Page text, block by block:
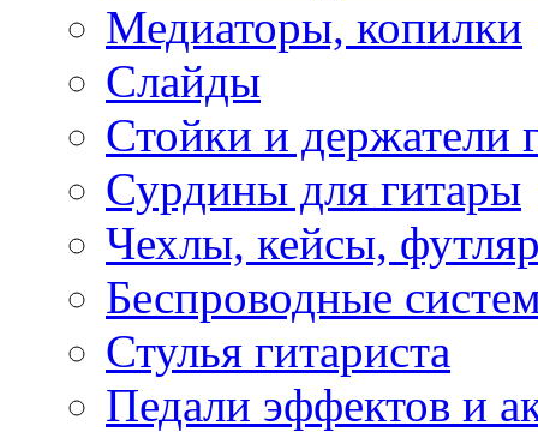
Медиаторы, копилки
Слайды
Стойки и держатели
Сурдины для гитары
Чехлы, кейсы,
Беспроводные
Стулья гитариста
Педали эффектов и